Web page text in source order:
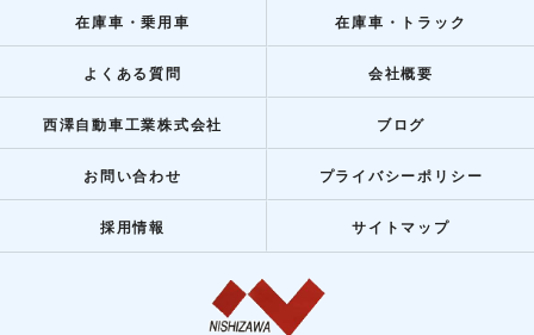
在庫車・乗用車 在庫車・トラック
よくある質問 会社概要
西澤自動車工業株式会社 ブログ
お問い合わせ プライバシーポリシー
採用情報 サイトマップ